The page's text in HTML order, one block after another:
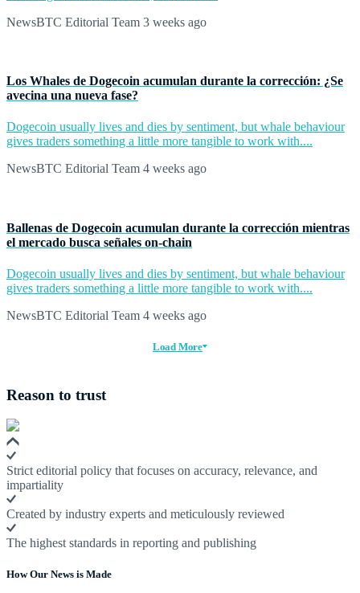
NewsBTC Editorial Team 3 weeks ago
Los Whales de Dogecoin acumulan durante la corrección: ¿Se
avecina una nueva fase?
Dogecoin usually lives and dies by sentiment, but whale behaviour
gives traders something a little more tangible to work with....
NewsBTC Editorial Team 4 weeks ago
Ballenas de Dogecoin acumulan durante la corrección mientras
el mercado busca señales on-chain
Dogecoin usually lives and dies by sentiment, but whale behaviour
gives traders something a little more tangible to work with....
NewsBTC Editorial Team 4 weeks ago
Load More
Reason to trust
Strict editorial policy that focuses on accuracy, relevance, and
impartiality
Created by industry experts and meticulously reviewed
The highest standards in reporting and publishing
How Our News is Made